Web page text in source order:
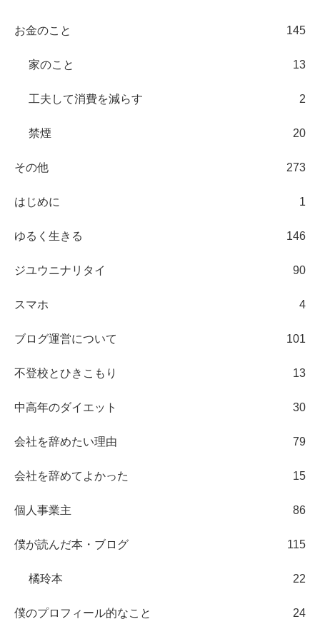
お金のこと 145
家のこと 13
工夫して消費を減らす 2
禁煙 20
その他 273
はじめに 1
ゆるく生きる 146
ジユウニナリタイ 90
スマホ 4
ブログ運営について 101
不登校とひきこもり 13
中高年のダイエット 30
会社を辞めたい理由 79
会社を辞めてよかった 15
個人事業主 86
僕が読んだ本・ブログ 115
橘玲本 22
僕のプロフィール的なこと 24